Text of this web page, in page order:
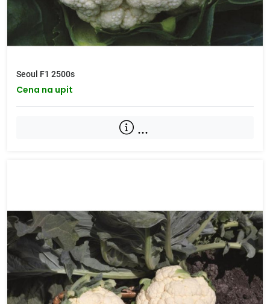
Seoul F1 2500s
Cena na upit
...